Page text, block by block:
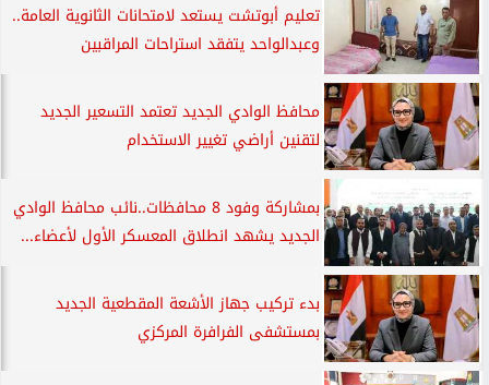
تعليم أبوتشت يستعد لامتحانات الثانوية العامة..
وعبدالواحد يتفقد استراحات المراقبين
محافظ الوادي الجديد تعتمد التسعير الجديد
لتقنين أراضي تغيير الاستخدام
بمشاركة وفود 8 محافظات..نائب محافظ الوادي
الجديد يشهد انطلاق المعسكر الأول لأعضاء...
بدء تركيب جهاز الأشعة المقطعية الجديد
بمستشفى الفرافرة المركزي